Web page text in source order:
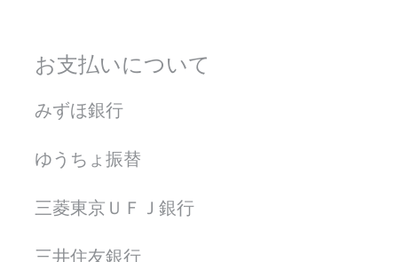
お支払いについて
みずほ銀行
ゆうちょ振替
三菱東京ＵＦＪ銀行
三井住友銀行